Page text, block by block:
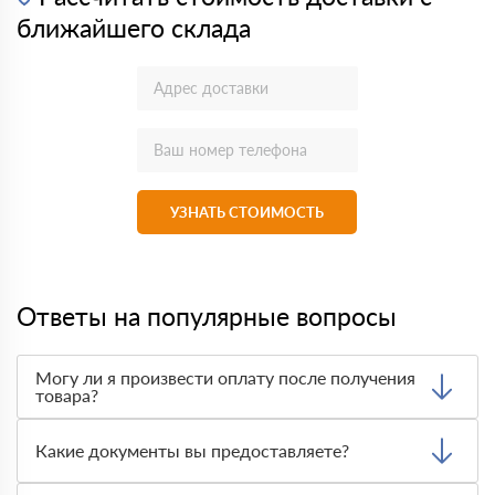
ближайшего склада
УЗНАТЬ СТОИМОСТЬ
Ответы на популярные вопросы
Могу ли я произвести оплату после получения
товара?
Тем не менее, если качество полученных вами товаров
неприемлемо, вы можете отказаться от них.
Какие документы вы предоставляете?